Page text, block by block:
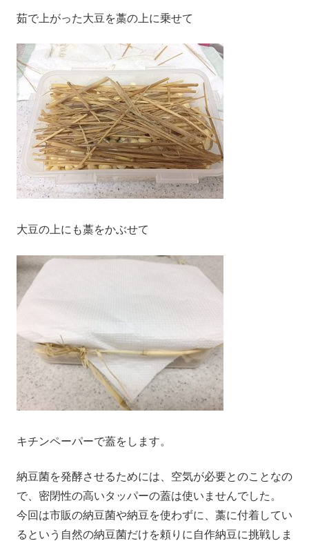
茹で上がった大豆を藁の上に乗せて
大豆の上にも藁をかぶせて
キチンペーパーで蓋をします。
納豆菌を発酵させるためには、空気が必要とのことなの
で、密閉性の高いタッパーの蓋は使いませんでした。
今回は市販の納豆菌や納豆を使わずに、藁に付着してい
るという自然の納豆菌だけを頼りに自作納豆に挑戦しま